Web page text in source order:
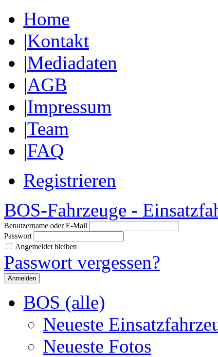
Home
|Kontakt
|Mediadaten
|AGB
|Impressum
|Team
|FAQ
Registrieren
BOS-Fahrzeuge -
Benutzername oder E-Mail
Passwort
Angemeldet bleiben
Passwort vergessen?
BOS (alle)
Neueste
Neueste Fotos